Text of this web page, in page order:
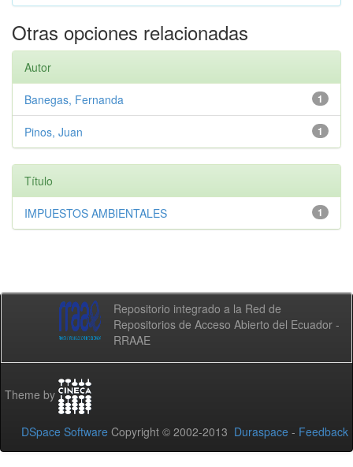
Otras opciones relacionadas
Autor
1
Banegas, Fernanda
1
Pinos, Juan
Título
1
IMPUESTOS AMBIENTALES
Repositorio integrado a la Red de
Repositorios de Acceso Abierto del Ecuador -
RRAAE
Theme by
DSpace Software Copyright © 2002-2013 Duraspace - Feedback